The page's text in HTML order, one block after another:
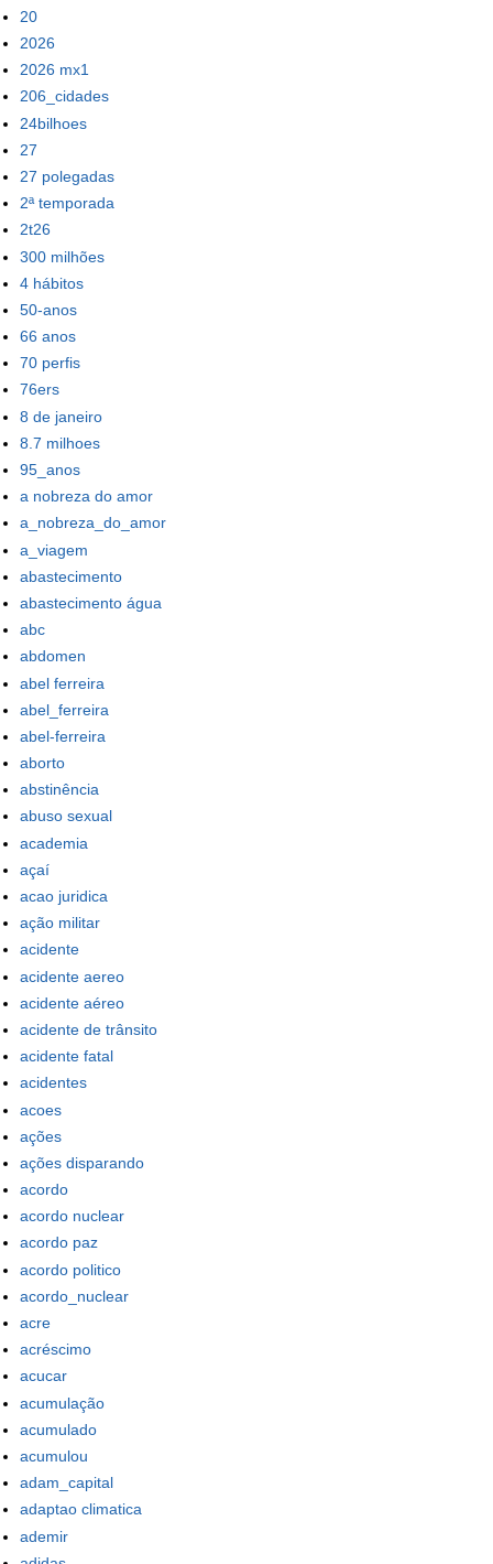
20
2026
2026 mx1
206_cidades
24bilhoes
27
27 polegadas
2ª temporada
2t26
300 milhões
4 hábitos
50-anos
66 anos
70 perfis
76ers
8 de janeiro
8.7 milhoes
95_anos
a nobreza do amor
a_nobreza_do_amor
a_viagem
abastecimento
abastecimento água
abc
abdomen
abel ferreira
abel_ferreira
abel-ferreira
aborto
abstinência
abuso sexual
academia
açaí
acao juridica
ação militar
acidente
acidente aereo
acidente aéreo
acidente de trânsito
acidente fatal
acidentes
acoes
ações
ações disparando
acordo
acordo nuclear
acordo paz
acordo politico
acordo_nuclear
acre
acréscimo
acucar
acumulação
acumulado
acumulou
adam_capital
adaptao climatica
ademir